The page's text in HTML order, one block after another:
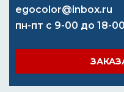
egocolor@inbox.ru
пн-пт с 9-00 до 18-00